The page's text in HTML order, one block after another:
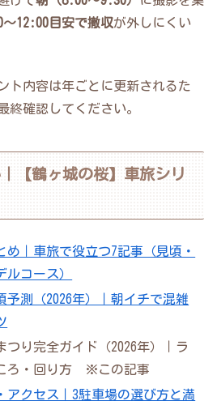
〜12:00目安で撤収が外しにくい
ト内容は年ごとに更新されるた
終確認してください。
【鶴ヶ城の桜】車旅シリ
め｜車旅で役立つ7記事（見頃・
コース）
予測（2026年）｜朝イチで混雑
つり完全ガイド（2026年）｜ラ
ろ・回り方 ※この記事
アクセス｜3駐車場の選び方と満